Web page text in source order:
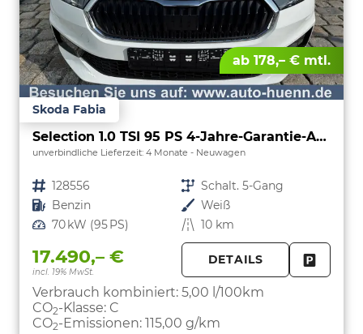
ab 178,– € mtl.
Skoda Fabia
Selection 1.0 TSI 95 PS 4-Jahre-Garantie-AppleCarPlay-AndroidAuto-LED-PDC-Sitzheizung-DAB-Klima
unverbindliche Lieferzeit: 4 Monate Neuwagen
Fahrzeugnr. 128556 Getriebe Schalt. 5-Gang
Kraftstoff Benzin Außenfarbe Weiß
Leistung 70 kW (95 PS) Kilometerstand 10 km
17.490,– €
incl. 19% MwSt.
DETAILS
Verbrauch kombiniert: 5,00 l/100km
CO2-Klasse: C
CO2-Emissionen: 115,00 g/km